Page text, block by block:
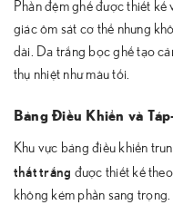
Phần đệm ghế được thiết
giác ôm sát cơ thể nhưng
dài. Da trắng bọc ghế tạo
thụ nhiệt như màu tối.
Bảng Điều Khiển và
Khu vực bảng điều khiển
thất trắng được thiết kế
không kém phần sang